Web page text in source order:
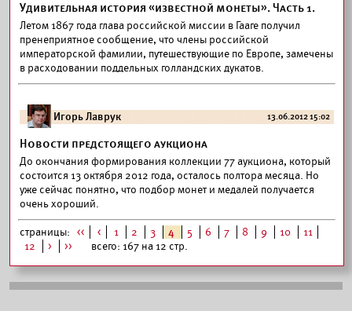
Удивительная история «известной монеты». Часть 1.
Летом 1867 года глава российской миссии в Гааге получил
пренеприятное сообщение, что члены российской
императорской фамилии, путешествующие по Европе, замечены
в расходовании поддельных голландских дукатов.
Игорь Лаврук 13.06.2012 15:02
Новости предстоящего аукциона
До окончания формирования коллекции 77 аукциона, который
состоится 13 октября 2012 года, осталось полтора месяца. Но
уже сейчас понятно, что подбор монет и медалей получается
очень хороший.
страницы: << < 1 2 3 4 5 6 7 8 9 10
11
12
> >> всего: 167 на 12 стр.